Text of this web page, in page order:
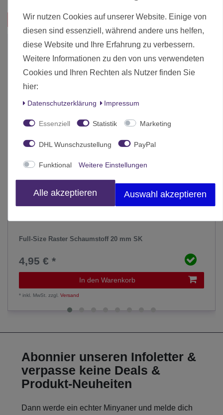
Das passt zu diesem Produkt:
Full-Size Raster Schaumstoff 20 mm SK
4,95 € *
In den Warenkorb
*inkl. MwSt. zzgl.Versand
Abonnier unseren Infoletter &
verpasse keine Deals &
Produkt-Neuheiten
Dann werde ein echter Minyaner und melde dich
Wir nutzen Cookies auf unserer Website. Einige von
diesen sind essenziell, während andere uns helfen,
diese Website und Ihre Erfahrung zu verbessern.
Weitere Informationen zu den von uns verwendeten
Cookies und Ihren Rechten als Nutzer finden Sie
hier:
Daten­schutz­erklärung Impressum
Essenziell Statistik Marketing
DHL Wunschzustellung PayPal
Funktional Weitere Einstellungen
Alle akzeptieren Auswahl akzeptieren